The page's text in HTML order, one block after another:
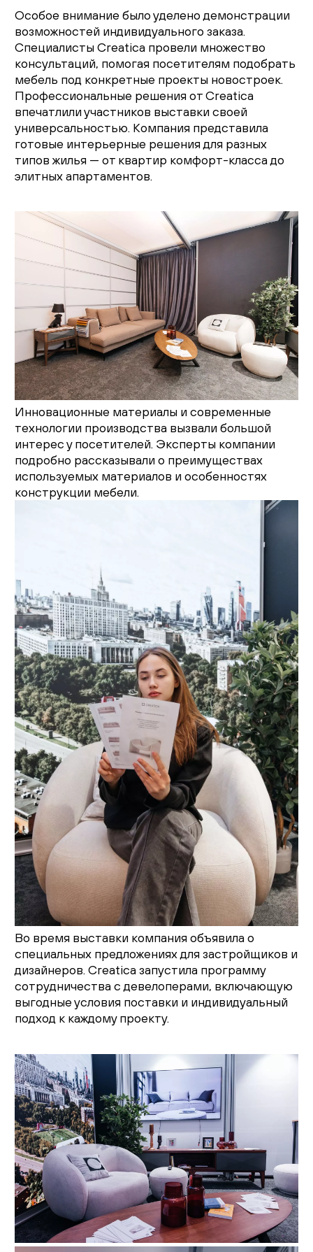
Гостиная
Детская
Кухня
Доставка и оплата
Проекты
Мебель для бизнеса
Шоурумы
Дилерам
Дизайнерам
Особое внимание было уделено демонстрации
возможностей индивидуального заказа.
Специалисты Creatica провели множество
консультаций, помогая посетителям подобрать
мебель под конкретные проекты новостроек.
Профессиональные решения от Creatica
впечатлили участников выставки своей
универсальностью. Компания представила
готовые интерьерные решения для разных
типов жилья — от квартир комфорт-класса до
элитных апартаментов.
Инновационные материалы и современные
технологии производства вызвали большой
интерес у посетителей. Эксперты компании
подробно рассказывали о преимуществах
используемых материалов и особенностях
конструкции мебели.
Во время выставки компания объявила о
специальных предложениях для застройщиков и
дизайнеров. Creatica запустила программу
сотрудничества с девелоперами, включающую
выгодные условия поставки и индивидуальный
подход к каждому проекту.